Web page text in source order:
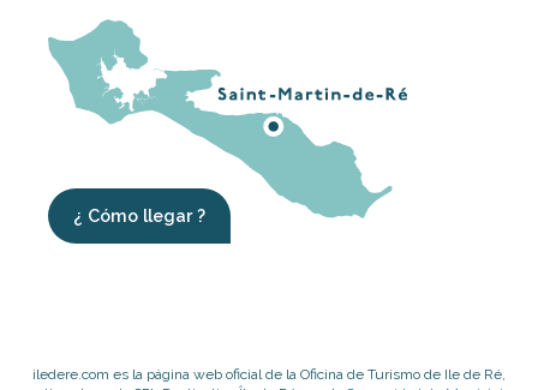
¿ Cómo llegar ?
iledere.com es la página web oficial de la Oficina de Turismo de Ile de Ré,